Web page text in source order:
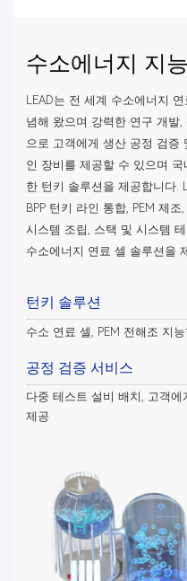
수소에너지 지
LEAD는 전 세계 수소에너지
념해 왔으며 강력한 연구 개발
으로 고객에게 생산 공정 검증
인 장비를 제공할 수 있으며
한 턴키 솔루션을 제공합니다.
BPP 턴키 라인 통합, PEM 제
시스템 조립, 스택 및 시스템
수소에너지 연료 셀 솔루션을
턴키 솔루션
수소 연료 셀, PEM 전해조 지
공정 검증 서비스
다중 테스트 설비 배치, 고객
제공